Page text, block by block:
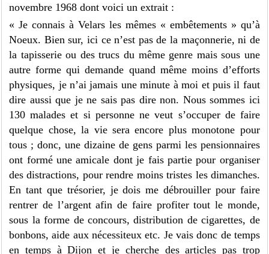
novembre 1968 dont voici un extrait :
« Je connais à Velars les mêmes « embêtements » qu’à
Noeux. Bien sur, ici ce n’est pas de la maçonnerie, ni de
la tapisserie ou des trucs du même genre mais sous une
autre forme qui demande quand même moins d’efforts
physiques, je n’ai jamais une minute à moi et puis il faut
dire aussi que je ne sais pas dire non. Nous sommes ici
130 malades et si personne ne veut s’occuper de faire
quelque chose, la vie sera encore plus monotone pour
tous ; donc, une dizaine de gens parmi les pensionnaires
ont formé une amicale dont je fais partie pour organiser
des distractions, pour rendre moins tristes les dimanches.
En tant que trésorier, je dois me débrouiller pour faire
rentrer de l’argent afin de faire profiter tout le monde,
sous la forme de concours, distribution de cigarettes, de
bonbons, aide aux nécessiteux etc. Je vais donc de temps
en temps à Dijon et je cherche des articles pas trop